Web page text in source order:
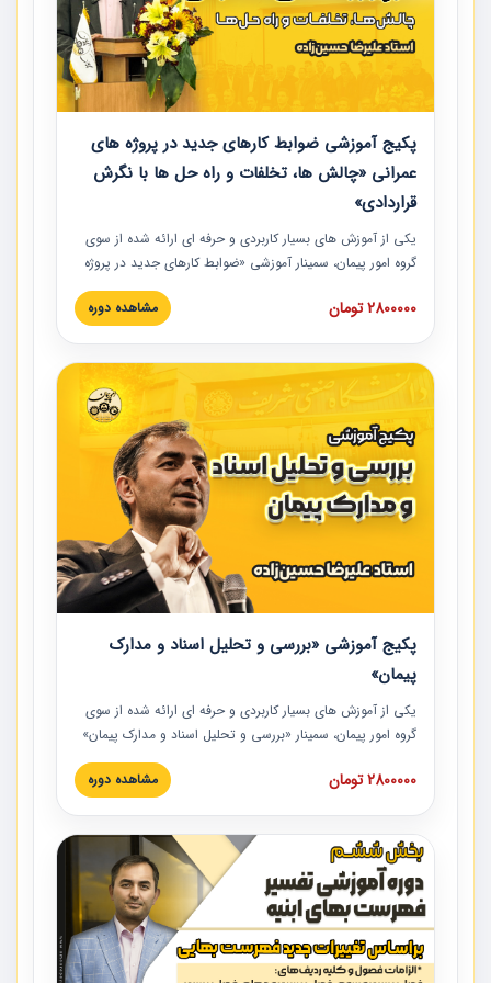
پکیج آموزشی ضوابط کارهای جدید در پروژه های
عمرانی «چالش ها، تخلفات و راه حل ها با نگرش
قراردادی»
یکی از آموزش‏‏‏‏‏‏ های بسیار کاربردی و حرفه‏ ای ارائه شده از سوی
گروه امور پیمان، سمینار آموزشی «ضوابط کارهای جدید در پروژه
های عمرانی» چالش ها، تخلفات و راه حل ها با نگرش قراردادی
است که در محل سندیکای شرکت های ساختمانی کشور ارائه شد.
مدارک پیمان به همراه تجربیات عملی ارائه شده است.
2800000 تومان مشاهده دوره
پکیج آموزشی «بررسی و تحلیل اسناد و مدارک
پیمان»
یکی از آموزش‏‏‏‏‏‏ های بسیار کاربردی و حرفه‏ ای ارائه شده از سوی
گروه امور پیمان، سمینار «بررسی و تحلیل اسناد و مدارک پیمان»
است که در دانشگاه صنعتی شریف ارائه شد. در این آموزش
نکات کلیدی مربوط به اسناد و مدارک پیمان، اولویت بندی اسناد
پیمان به همراه تجربیات عملی در این خصوص ارائه شده است.
2800000 تومان مشاهده دوره